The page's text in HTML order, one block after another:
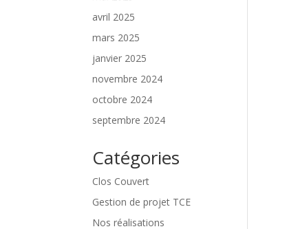
avril 2025
mars 2025
janvier 2025
novembre 2024
octobre 2024
septembre 2024
Catégories
Clos Couvert
Gestion de projet TCE
Nos réalisations